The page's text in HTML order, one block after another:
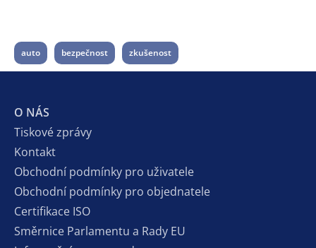
auto bezpečnost zkušenost
O NÁS
Tiskové zprávy
Kontakt
Obchodní podmínky pro uživatele
Obchodní podmínky pro objednatele
Certifikace ISO
Směrnice Parlamentu a Rady EU